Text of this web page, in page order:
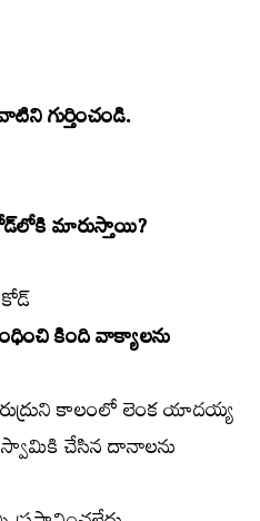
గుర్తించండి.
కోడ్‌లోకి మారుస్తాయి?
కింది వాక్యాలను
కాలంలో లెంక యాదయ్య
చేసిన దానాలను